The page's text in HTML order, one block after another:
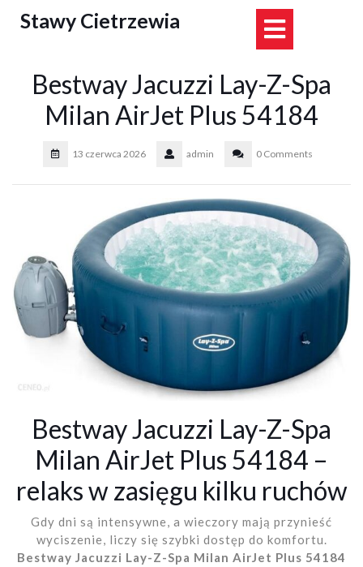
Stawy Cietrzewia
Bestway Jacuzzi Lay-Z-Spa
Milan AirJet Plus 54184
13 czerwca 2026 admin 0 Comments
Bestway Jacuzzi Lay-Z-Spa
Milan AirJet Plus 54184 –
relaks w zasięgu kilku ruchów
Gdy dni są intensywne, a wieczory mają przynieść
wyciszenie, liczy się szybki dostęp do komfortu.
Bestway Jacuzzi Lay-Z-Spa Milan AirJet Plus 54184